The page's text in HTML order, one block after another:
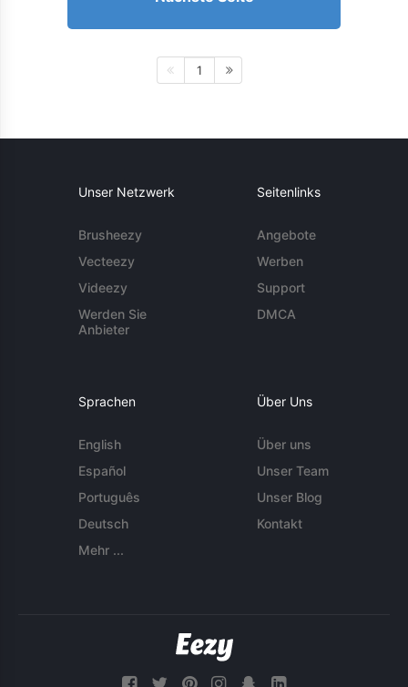
1
Unser Netzwerk
Brusheezy
Vecteezy
Videezy
Werden Sie
Anbieter
Seitenlinks
Angebote
Werben
Support
DMCA
Sprachen
English
Español
Português
Deutsch
Mehr ...
Über Uns
Über uns
Unser Team
Unser Blog
Kontakt